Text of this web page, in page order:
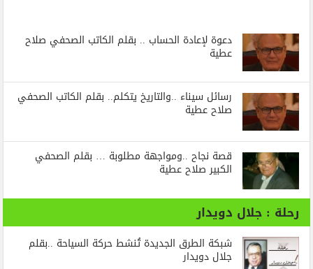
دعوة لإعادة الحساب .. بقلم الكاتب الصحفي صلاح
عطية
رسائل‭ ‬سيناء‭.. ‬والتاريخ‭ ‬يتكلم.. بقلم الكاتب الصحفي
صلاح عطية
قصة نجاح ..ومواجهة مطلوبة … بقلم الصحفي
الكبير صلاح عطية
رحلة : جلال دويدار
شبكة الطرق الجديدة تُنشط حركة السياحة ..بقلم
جلال دويدار